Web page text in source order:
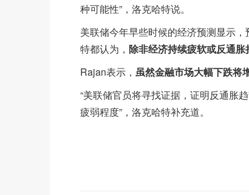
种可能性”，洛克哈特说。
美联储今年早些时候的经济预测显示
特都认为， 除非经济持续疲软或反通胀
Rajan表示， 虽然金融市场大幅下跌将
“美联储官员将寻找证据，证明反通胀
疲弱程度”，洛克哈特补充道。